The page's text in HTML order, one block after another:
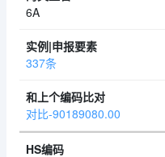
6A
337条
对比-90189080.00